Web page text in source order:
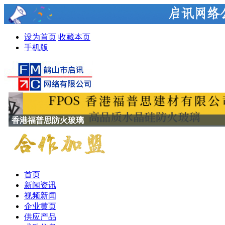
设为首页 收藏本页
手机版
香港福普思防火玻璃
首页
新闻资讯
视频新闻
企业黄页
供应产品